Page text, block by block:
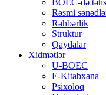
Rəsmi
Rəhbərlik
Struktur
Qaydalar
Xidmətlər
U-BOEC
E-Kitabxana
Psixoloq